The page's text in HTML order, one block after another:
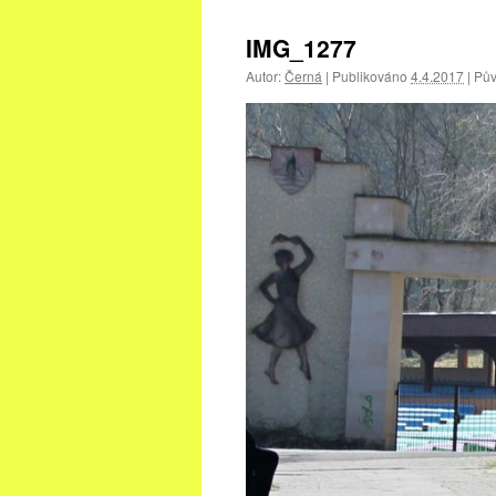
IMG_1277
Autor:Černá | Publikováno 4.4.2017 |